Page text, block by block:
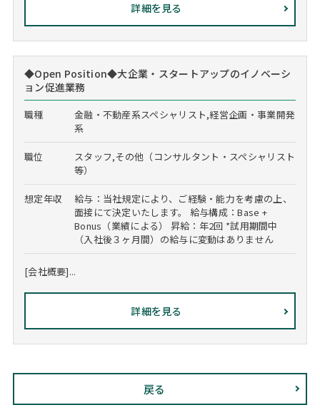
詳細を見る
◆Open Position◆大企業・スタートアップのイノベーシ
ョン促進業務
職種
金融・不動産系スペシャリスト,経営企画・事業開発
系
職位
スタッフ,その他（コンサルタント・スペシャリスト
等）
想定年収
給与：当社規定により、ご経験・能力を考慮の上、
面接にて決定いたします。 給与構成：Base +
Bonus（業績による） 昇給：年2回 *試用期間中
（入社後３ヶ月間）の給与に変動はありません
[会社概要]...
詳細を見る
戻る